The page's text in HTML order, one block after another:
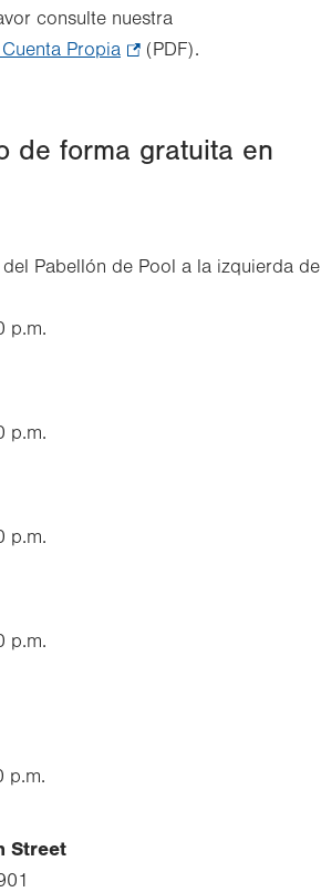
consulte nuestra
Propia
new
(PDF).
de forma gratuita en
Pabellón de Pool a la izquierda de
p.m.
p.m.
p.m.
p.m.
p.m.
Street